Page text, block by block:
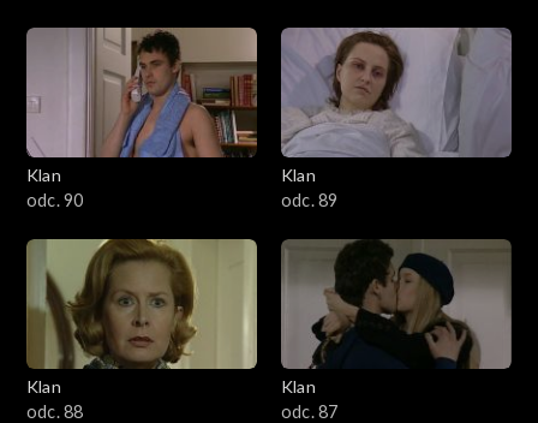
2901–3000
2801–2900
2701–2800
2501–2600
2401–2500
2301–2400
Klan
odc. 90
Klan
odc. 89
Klan
odc. 88
Klan
odc. 87